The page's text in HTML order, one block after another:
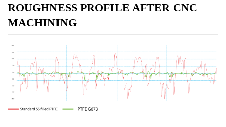
ROUGHNESS PROFILE AFTER CNC
MACHINING